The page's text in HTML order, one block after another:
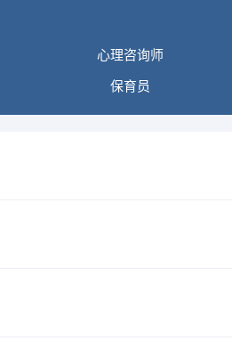
心理咨询师
保育员